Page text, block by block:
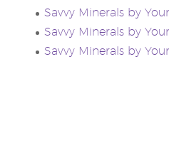
Savvy Minerals by
Savvy Minerals by
Savvy Minerals by